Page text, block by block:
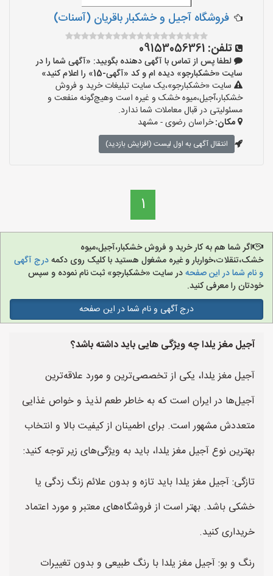
فروشگاه آجیل و خشکبار باقریان (آسنات)
تلفن: 09153056361
لطفا پس از تماس با آگهی دهنده بگویید: «آگهی شما را در
سایت «خشکبارجو» دیده ام و کد «آگهی-15» را اعلام کنید»
سایت «خشکبارجو»،یک سایت تبلیغات خرید و فروش
خشکبار،آجیل،میوه خشک و غیره است وهیچ‌گونه منفعت و
مسئولیتی در قبال معاملات شما ندارد.
مکان:خراسان رضوی - مشهد
انتقال آگهی به اول لیست (افزایش بازدید)
1
اگر شما هم به کار خرید و فروش خشکبار،آجیل،میوه
خشک،تنقلات،خواربار و غیره مشغول هستید با کلیک روی دکمهدرج آگهی
و نام شما در این صفحهدر سایت «خشکبارجو» ثبت نام نموده و سپس
خودتان را معرفی کنید.
درج آگهی و نام شما در این صفحه
آجیل مغز یلدا چه ویژگی هایی باید داشته باشد؟
آجیل مغز یلدا، یکی از تخصصی‌ترین و مورد علاقه‌ترین
آجیل‌ها در ایران است که به خاطر طعم لذیذ و خواص غذایی
متعددش مشهور است. برای اطمینان از کیفیت بالا و انتخاب
بهترین نوع آجیل مغز یلدا، باید به ویژگی‌های زیر توجه کنید:
تازگی: آجیل مغز یلدا باید تازه و بدون علائم زنگ زدگی یا
خشکی باشد. بهتر است از فروشگاه‌های معتبر و مورد اعتماد
خریداری کنید.
رنگ و بو: آجیل مغز یلدا با رنگ طبیعی و بدون تغییرات